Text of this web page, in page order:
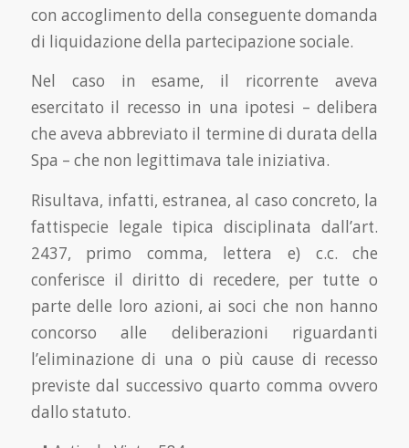
con accoglimento della conseguente domanda
di liquidazione della partecipazione sociale.
Nel caso in esame, il ricorrente aveva
esercitato il recesso in una ipotesi – delibera
che aveva abbreviato il termine di durata della
Spa – che non legittimava tale iniziativa.
Risultava, infatti, estranea, al caso concreto, la
fattispecie legale tipica disciplinata dall’art.
2437, primo comma, lettera e) c.c. che
conferisce il diritto di recedere, per tutte o
parte delle loro azioni, ai soci che non hanno
concorso alle deliberazioni riguardanti
l’eliminazione di una o più cause di recesso
previste dal successivo quarto comma ovvero
dallo statuto.